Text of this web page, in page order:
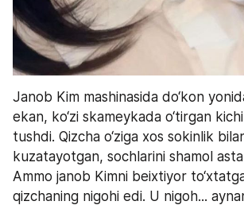
Janob Kim mashinasida do‘kon
ekan, ko‘zi skameykada o‘tirgan
tushdi. Qizcha o‘ziga xos sokinlik
kuzatayotgan, sochlarini shamol asta
Ammo janob Kimni beixtiyor
qizchaning nigohi edi. U nigoh...